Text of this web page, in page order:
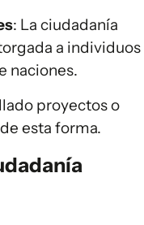
: La ciudadanía
a individuos
naciones.
proyectos o
esta forma.